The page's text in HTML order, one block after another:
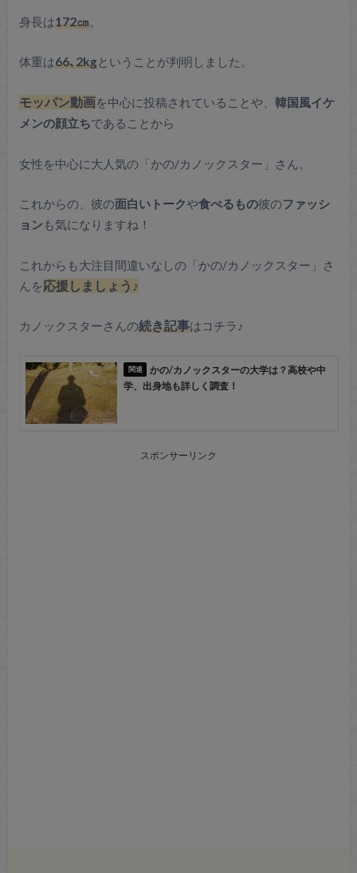
身長は172㎝。
体重は66､2kgということが判明しました。
モッパン動画を中心に投稿されていることや、 韓国風イケ
メンの顔立ちであることから
女性を中心に大人気の「かの/カノックスター」さん。
これからの、彼の面白いトークや食べるもの彼のファッシ
ョン も気になりますね！
これからも大注目間違いなしの「かの/カノックスター」さ
んを応援しましょう♪
カノックスターさんの続き記事はコチラ♪
かの/カノックスターの大学は？高校や中
学、出身地も詳しく調査！
スポンサーリンク